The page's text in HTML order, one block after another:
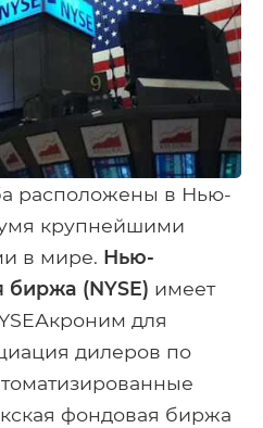
расположены в Нью-
крупнейшими
в мире. Нью-
(NYSE) имеет
для
дилеров по
фондовая биржа